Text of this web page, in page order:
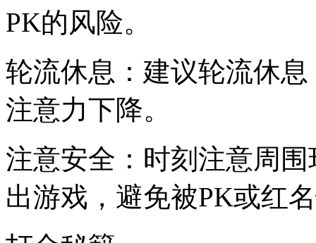
PK的风险。
轮流休息：建议轮流休
注意力下降。
注意安全：时刻注意周
出游戏，避免被PK或红